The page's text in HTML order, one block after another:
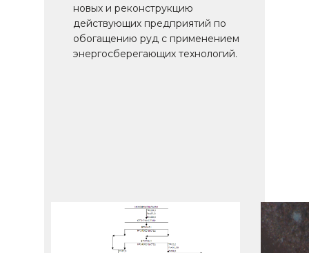
новых и реконструкцию
действующих предприятий по
обогащению руд с применением
энергосберегающих технологий.